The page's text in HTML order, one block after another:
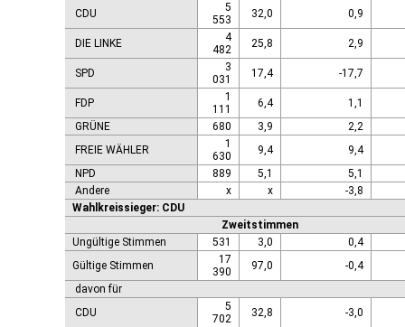
CDU
5
553
32,0 0,9
DIE LINKE
4
482
25,8 2,9
SPD
3
031
17,4 -17,7
FDP
1
111
6,4
1,1
GRÜNE
680 3,9
2,2
FREIE WÄHLER
1
630
9,4
9,4
NPD
889 5,1
5,1
Andere
x x
-3,8
Wahlkreissieger: CDU
Zweitstimmen
Ungültige Stimmen
531 3,0
0,4
Gültige Stimmen
17
390
97,0
-0,4
davon für
CDU
5
702
32,8 -3,0